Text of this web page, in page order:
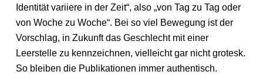
Identität variiere in der Zeit“, also „von Tag zu Tag oder
von Woche zu Woche“. Bei so viel Bewegung ist der
Vorschlag, in Zukunft das Geschlecht mit einer
Leerstelle zu kennzeichnen, vielleicht gar nicht grotesk.
So bleiben die Publikationen immer authentisch.